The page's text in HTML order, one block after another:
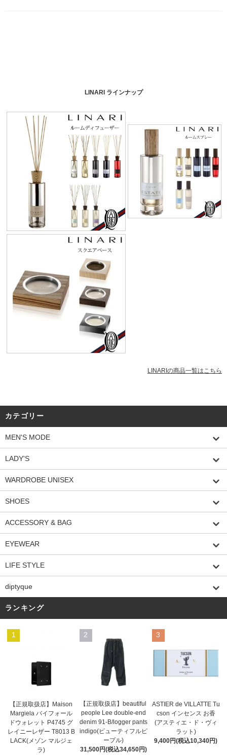
LINARI ラインナップ
LINARIの商品一覧はこちら
カテゴリー
MEN'S MODE
LADY'S
WARDROBE UNISEX
SHOES
ACCESSORY & BAG
EYEWEAR
LIFE STYLE
diptyque
ランキング
1
【正規取扱店】Maison
Margiela バイフォール
ドウォレット P4745 グ
レイニーレザー T8013 B
LACK(メゾン マルジェ
ラ)
2
【正規取扱店】beautiful
people Lee double-end
denim 91-B/logger pants
indigo(ビューティフルピ
ープル)
31,500円(税込34,650円)
3
ASTIER de VILLATTE Tu
cson インセンス お香
(アスティエ・ド・ヴィ
ラット)
9,400円(税込10,340円)